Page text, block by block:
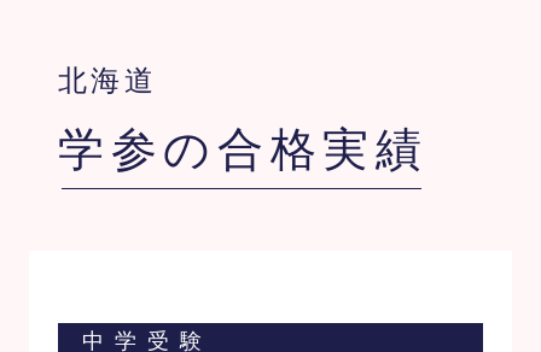
北海道
学参の合格実績
中学受験